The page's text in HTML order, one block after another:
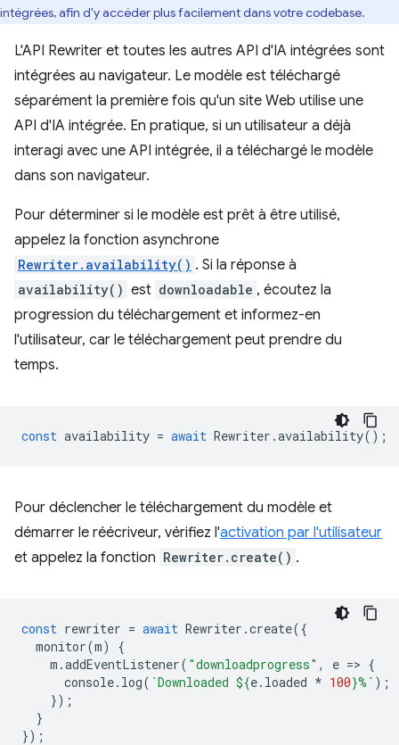
intégrées, afin d'y accéder plus facilement dans votre codebase.
L'API Rewriter et toutes les autres API d'IA intégrées sont
intégrées au navigateur. Le modèle est téléchargé
séparément la première fois qu'un site Web utilise une
API d'IA intégrée. En pratique, si un utilisateur a déjà
interagi avec une API intégrée, il a téléchargé le modèle
dans son navigateur.
Pour déterminer si le modèle est prêt à être utilisé,
appelez la fonction asynchrone
Rewriter.availability() . Si la réponse à
availability() est downloadable , écoutez la
progression du téléchargement et informez-en
l'utilisateur, car le téléchargement peut prendre du
temps.
const availability = await Rewriter .availability();
Pour déclencher le téléchargement du modèle et
démarrer le réécriveur, vérifiez l'activation par l'utilisateur
et appelez la fonction Rewriter.create() .
const rewriter = await Rewriter .create({
monitor(m)
{
m .addEventListener( "downloadprogress" , e => {
console. log( `Downloaded ${e. loaded * 100}%` );
});
}
});